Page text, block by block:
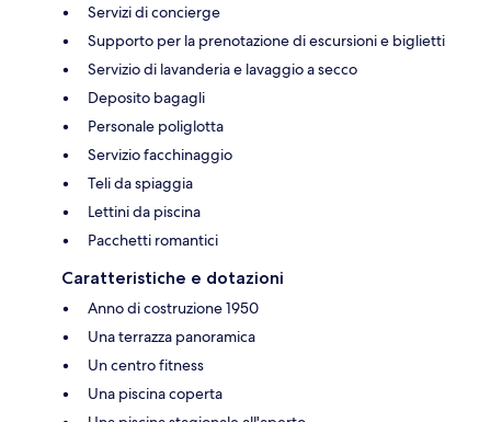
Servizi di concierge
Supporto per la prenotazione di escursioni e biglietti
Servizio di lavanderia e lavaggio a secco
Deposito bagagli
Personale poliglotta
Servizio facchinaggio
Teli da spiaggia
Lettini da piscina
Pacchetti romantici
Caratteristiche e dotazioni
Anno di costruzione 1950
Una terrazza panoramica
Un centro fitness
Una piscina coperta